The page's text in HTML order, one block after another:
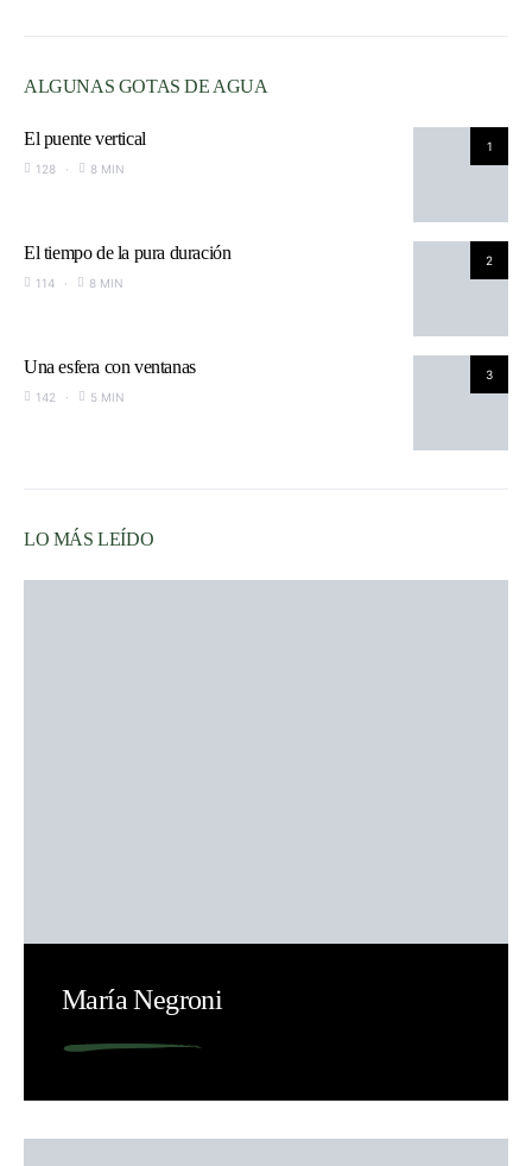
ALGUNAS GOTAS DE AGUA
1
El puente vertical
128 8 MIN
2
El tiempo de la pura duración
114 8 MIN
3
Una esfera con ventanas
142 5 MIN
LO MÁS LEÍDO
María Negroni